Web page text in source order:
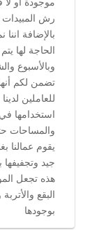
رش
بالإضافة
الحاجة لها
وبالأسبوع
تضمن لكم
للعاملين
استخدامها
والمساحات
يقوم عمالنا
جيد
هذه تجعل
البقع
بوجودها